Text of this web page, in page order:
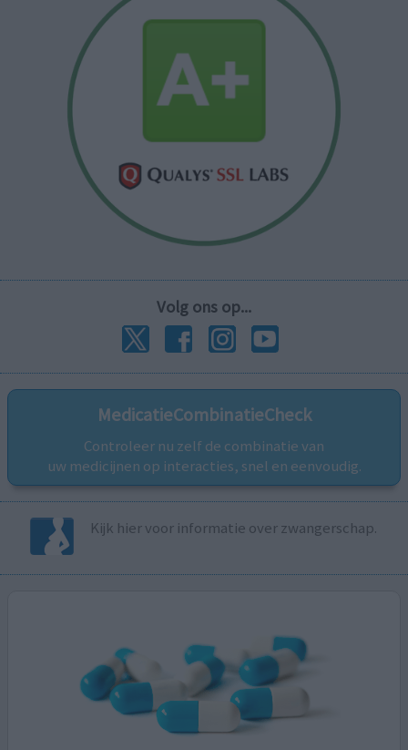
Volg ons op...
MedicatieCombinatieCheck
Controleer nu zelf de combinatie van
uw medicijnen op interacties, snel en eenvoudig.
Kijk hier voor informatie over zwangerschap.